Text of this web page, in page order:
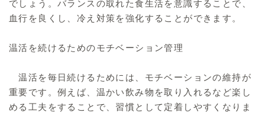
でしょう。バランスの取れた食生活を意識することで、
血行を良くし、冷え対策を強化することができます。
温活を続けるためのモチベーション管理
温活を毎日続けるためには、モチベーションの維持が
重要です。例えば、温かい飲み物を取り入れるなど楽し
める工夫をすることで、習慣として定着しやすくなりま